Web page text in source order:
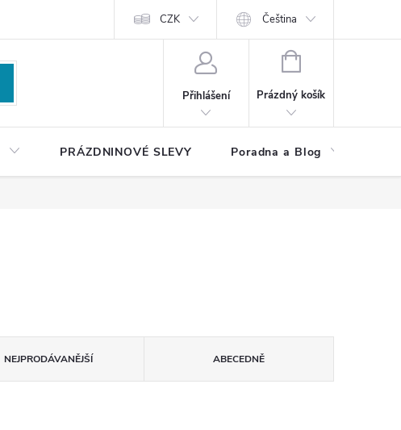
Hodnocení obchodu
CZK Čeština
Přihlášení
NÁKUPNÍ
Prázdný košík
PRÁZDNINOVÉ SLEVY Poradna a Blog
NEJPRODÁVANĚJŠÍ ABECEDNĚ